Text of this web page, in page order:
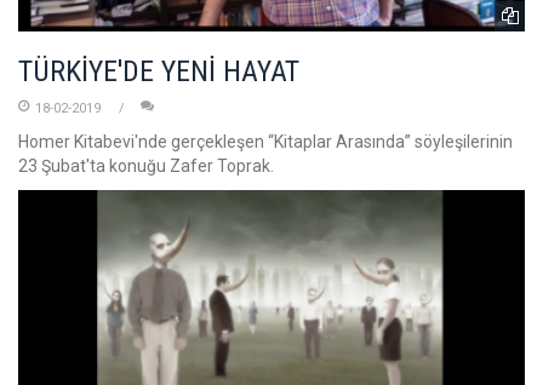
TÜRKİYE'DE YENİ HAYAT
18-02-2019
Homer Kitabevi'nde gerçekleşen “Kitaplar Arasında” söyleşilerinin
23 Şubat'ta konuğu Zafer Toprak.